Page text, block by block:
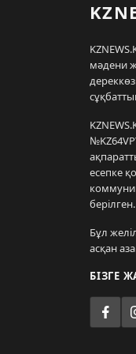
мәдени
есепке
берілген.
Бұл
асқан
БІЗГЕ